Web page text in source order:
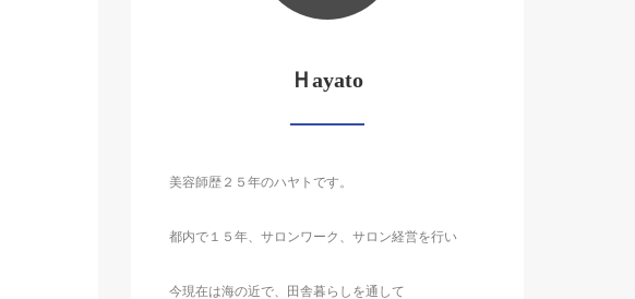
Ｈayato
美容師歴２５年のハヤトです。
都内で１５年、サロンワーク、サロン経営を行い
今現在は海の近で、田舎暮らしを通して